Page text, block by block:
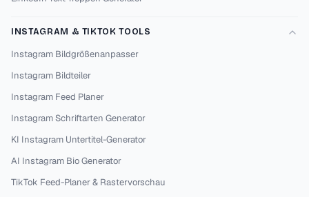
INSTAGRAM & TIKTOK TOOLS
Instagram Bildgrößenanpasser
Instagram Bildteiler
Instagram Feed Planer
Instagram Schriftarten Generator
KI Instagram Untertitel-Generator
AI Instagram Bio Generator
TikTok Feed-Planer & Rastervorschau